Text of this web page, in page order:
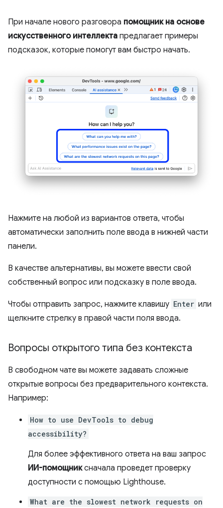
При начале нового разговора помощник на основе
искусственного интеллекта предлагает примеры
подсказок, которые помогут вам быстро начать.
Нажмите на любой из вариантов ответа, чтобы
автоматически заполнить поле ввода в нижней части
панели.
В качестве альтернативы, вы можете ввести свой
собственный вопрос или подсказку в поле ввода.
Чтобы отправить запрос, нажмите клавишу Enter или
щелкните стрелку в правой части поля ввода.
Вопросы открытого типа без контекста
В свободном чате вы можете задавать сложные
открытые вопросы без предварительного контекста.
Например:
How to use DevTools to debug
accessibility?
Для более эффективного ответа на ваш запрос
ИИ-помощниксначала проведет проверку
доступности с помощью Lighthouse.
What are the slowest network requests on